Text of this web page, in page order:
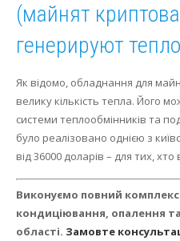
(майнят
генерируют
Як відомо, обладнання для
велику кількість тепла. Його
системи теплообмінників та
було реалізовано однією з
від 36000 доларів – для тих, хто
Виконуємо повний комплекс
кондиціювання, опалення
області. Замовте